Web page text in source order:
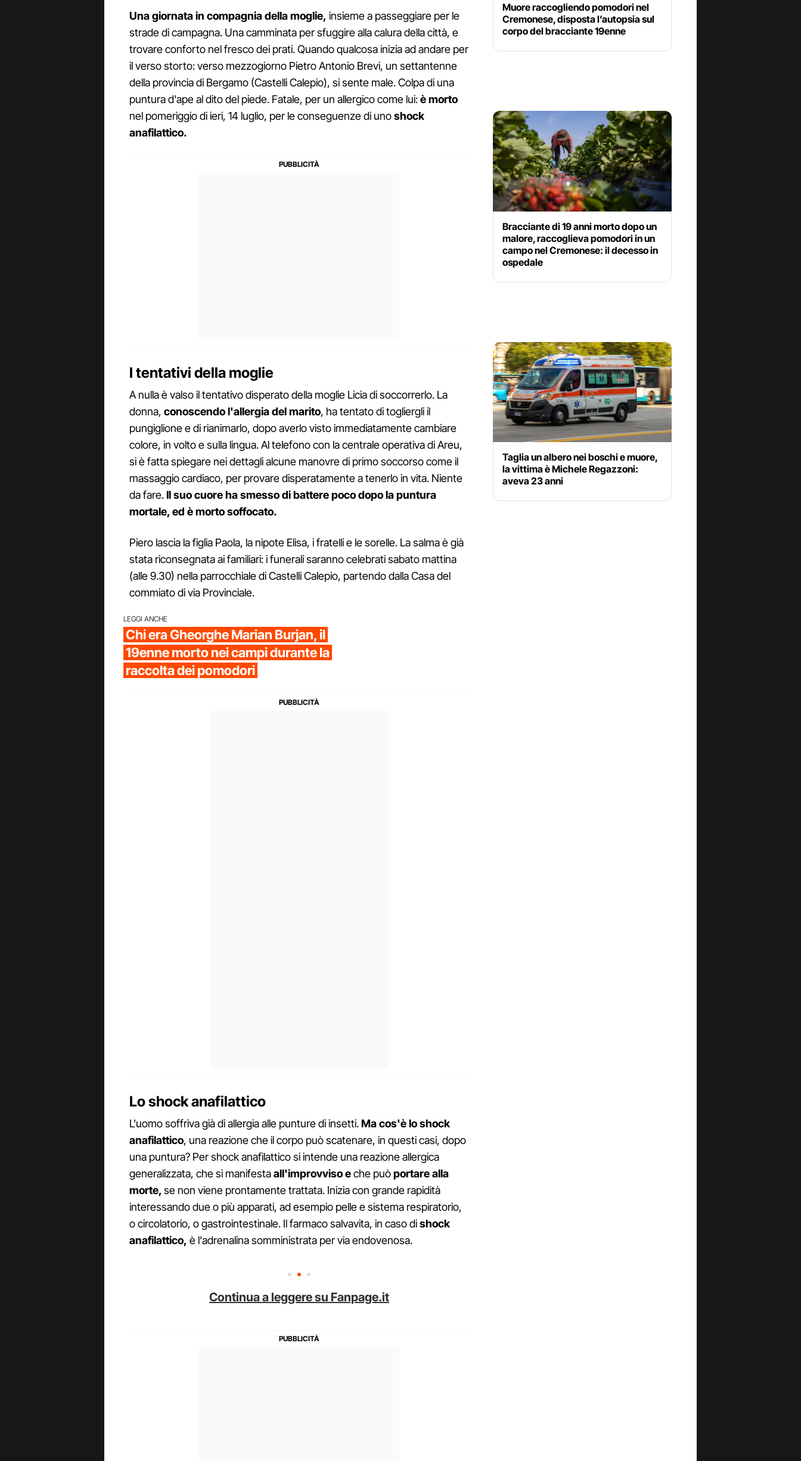
Una giornata in compagnia della moglie, insieme a passeggiare per le
strade di campagna. Una camminata per sfuggire alla calura della città, e
trovare conforto nel fresco dei prati. Quando qualcosa inizia ad andare per
il verso storto: verso mezzogiorno Pietro Antonio Brevi, un settantenne
della provincia di Bergamo (Castelli Calepio), si sente male. Colpa di una
puntura d'ape al dito del piede. Fatale, per un allergico come lui:è morto
nel pomeriggio di ieri, 14 luglio, per le conseguenze di unoshock
anafilattico.
I tentativi della moglie
A nulla è valso il tentativo disperato della moglie Licia di soccorrerlo. La
donna, conoscendo l'allergia del marito, ha tentato di togliergli il
pungiglione e di rianimarlo, dopo averlo visto immediatamente cambiare
colore, in volto e sulla lingua. Al telefono con la centrale operativa di Areu,
si è fatta spiegare nei dettagli alcune manovre di primo soccorso come il
massaggio cardiaco, per provare disperatamente a tenerlo in vita. Niente
da fare.Il suo cuore ha smesso di battere poco dopo la puntura
mortale, ed è morto soffocato.
Piero lascia la figlia Paola, la nipote Elisa, i fratelli e le sorelle. La salma è già
stata riconsegnata ai familiari: i funerali saranno celebrati sabato mattina
(alle 9.30) nella parrocchiale di Castelli Calepio, partendo dalla Casa del
commiato di via Provinciale.
LEGGI ANCHE
Chi era Gheorghe Marian Burjan, il
19enne morto nei campi durante la
raccolta dei pomodori
Lo shock anafilattico
L'uomo soffriva già di allergia alle punture di insetti.Ma cos'è lo shock
anafilattico, una reazione che il corpo può scatenare, in questi casi, dopo
una puntura? Per shock anafilattico si intende una reazione allergica
generalizzata, che si manifestaall'improvviso eche puòportare alla
morte, se non viene prontamente trattata. Inizia con grande rapidità
interessando due o più apparati, ad esempio pelle e sistema respiratorio,
o circolatorio, o gastrointestinale. Il farmaco salvavita, in caso dishock
anafilattico, è l'adrenalina somministrata per via endovenosa.
Continua a leggere su Fanpage.it
Muore raccogliendo pomodori nel
Cremonese, disposta l’autopsia sul
corpo del bracciante 19enne
Bracciante di 19 anni morto dopo un
malore, raccoglieva pomodori in un
campo nel Cremonese: il decesso in
ospedale
Taglia un albero nei boschi e muore,
la vittima è Michele Regazzoni:
aveva 23 anni